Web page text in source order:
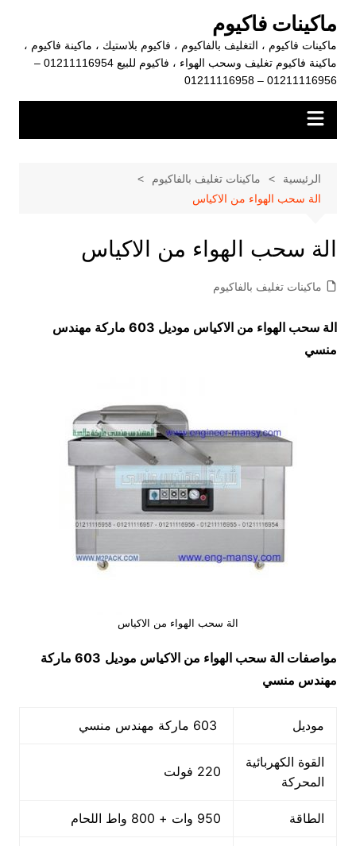
المحتوى
ماكينات فاكيوم
ماكينات فاكيوم ، التغليف بالفاكيوم ، فاكيوم بلاستيك ، ماكينة فاكيوم ،
ماكينة فاكيوم تغليف وسحب الهواء ، فاكيوم للبيع 01211116954 –
01211116956 – 01211116958
الرئيسية
ماكينات تغليف بالفاكيوم
الة سحب الهواء من الاكياس
الة سحب الهواء من الاكياس
ماكينات تغليف بالفاكيوم
الة سحب الهواء من الاكياس
موديل 603 ماركة مهندس
منسي
الة سحب الهواء من الاكياس
مواصفات الة سحب الهواء من الاكياس موديل
603 ماركة
مهندس منسي
موديل
القوة الكهربائية
المحركة
220 فولت
الطاقة 950 وات + 800 واط اللحام